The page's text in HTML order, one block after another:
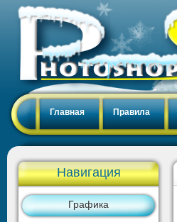
Главная Правила
Навигация
Графика